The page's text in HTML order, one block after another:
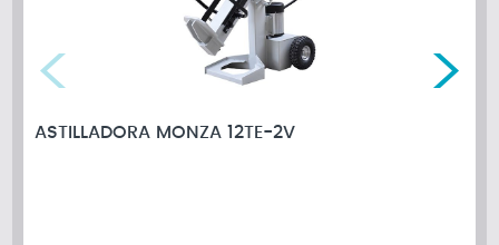
ASTILLADORA MONZA 12TE-2V